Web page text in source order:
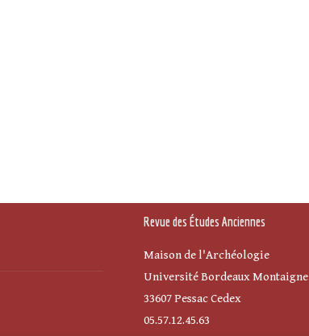
Revue des Études Anciennes
Maison de l'Archéologie
Université Bordeaux Montaigne
33607 Pessac Cedex
05.57.12.45.63